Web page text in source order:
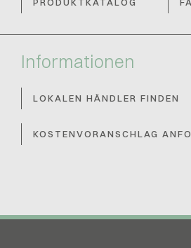
Informationen
LOKALEN HÄNDLER FINDEN
KOSTENVORANSCHLAG